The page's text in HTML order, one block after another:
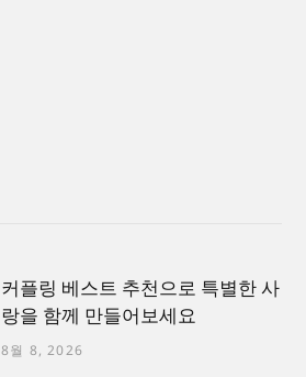
커플링 베스트 추천으로 특별한 사
랑을 함께 만들어보세요
8월 8, 2026